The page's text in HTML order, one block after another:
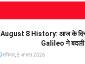
August 8 History: आज के दिन
Galileo ने बदली
शनिवार, 8 अगस्त 2026